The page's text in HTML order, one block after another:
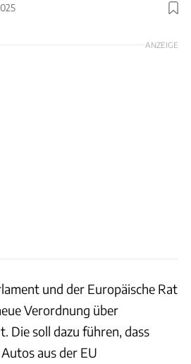
Foto: fotolinchen / iStockphoto / Getty Images
ANZEIGE
und der Europäische Rat
Verordnung über
Die soll dazu führen, dass
aus der EU